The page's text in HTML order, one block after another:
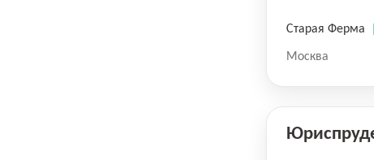
товаров по
SKU,
Старая Ферма
Москва